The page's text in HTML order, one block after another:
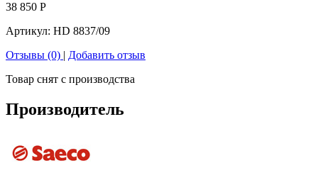
38 850 Р
Артикул: HD 8837/09
Отзывы (0) | Добавить отзыв
Товар снят с производства
Производитель